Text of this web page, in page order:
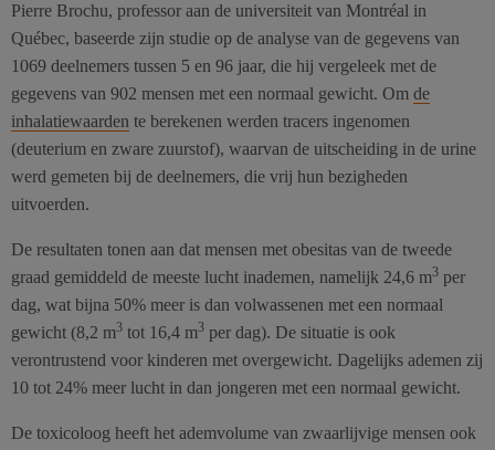
Pierre Brochu, professor aan de universiteit van Montréal in
Québec, baseerde zijn studie op de analyse van de gegevens van
1069 deelnemers tussen 5 en 96 jaar, die hij vergeleek met de
gegevens van 902 mensen met een normaal gewicht. Om de
inhalatiewaarden te berekenen werden tracers ingenomen
(deuterium en zware zuurstof), waarvan de uitscheiding in de urine
werd gemeten bij de deelnemers, die vrij hun bezigheden
uitvoerden.
De resultaten tonen aan dat mensen met obesitas van de tweede
graad gemiddeld de meeste lucht inademen, namelijk 24,6 m3 per
dag, wat bijna 50% meer is dan volwassenen met een normaal
gewicht (8,2 m3 tot 16,4 m3 per dag). De situatie is ook
verontrustend voor kinderen met overgewicht. Dagelijks ademen zij
10 tot 24% meer lucht in dan jongeren met een normaal gewicht.
De toxicoloog heeft het ademvolume van zwaarlijvige mensen ook